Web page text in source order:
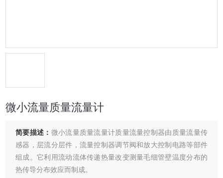
微小流量质量流量计
简要描述： 微小流量质量流量计质量流量控制器由质量流量传
感器，层流分层件，流量控制器调节阀和放大控制电路等部件
组成。它利用流动流体传递热量改变测量毛细管壁温度分布的
热传导分布效应而制成。